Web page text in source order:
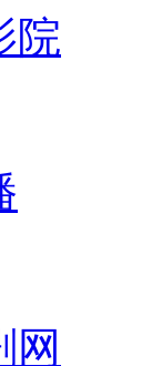
院
网